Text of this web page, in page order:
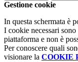
Gestione cookie
In questa schermata è
I cookie necessari
piattaforma e non è
Per conoscere quali
visionare la COOKIE